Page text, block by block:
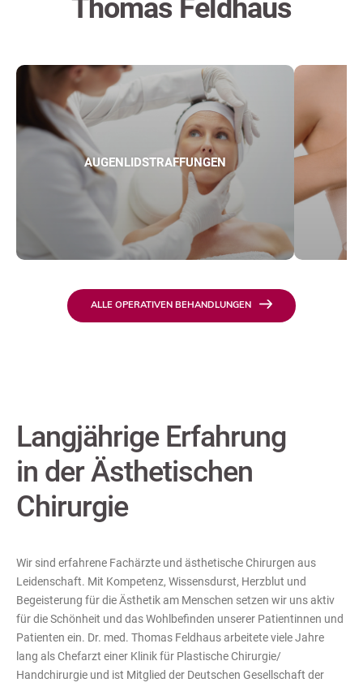
Thomas Feldhaus
AUGENLIDSTRAFFUNGEN
ALLE OPERATIVEN BEHANDLUNGEN
Langjährige Erfahrung
in der Ästhetischen
Chirurgie
Wir sind erfahrene Fachärzte und ästhetische Chirurgen aus
Leidenschaft. Mit Kompetenz, Wissensdurst, Herzblut und
Begeisterung für die Ästhetik am Menschen setzen wir uns aktiv
für die Schönheit und das Wohlbefinden unserer Patientinnen und
Patienten ein. Dr. med. Thomas Feldhaus arbeitete viele Jahre
lang als Chefarzt einer Klinik für Plastische Chirurgie/
Handchirurgie und ist Mitglied der Deutschen Gesellschaft der